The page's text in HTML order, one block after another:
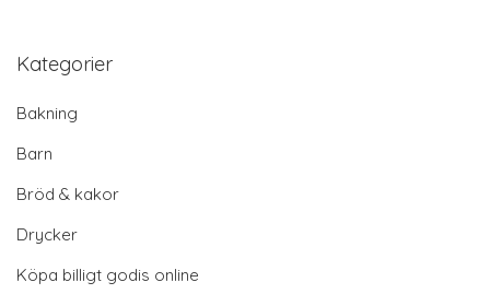
Kategorier
Bakning
Barn
Bröd & kakor
Drycker
Köpa billigt godis online